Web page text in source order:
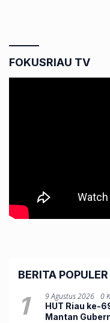
FOKUSRIAU TV
BERITA POPULER
1 9 Agustus 2026 0
HUT Riau ke-
Mantan